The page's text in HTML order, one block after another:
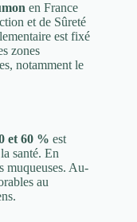
en France
et de Sûreté
est fixé
zones
notamment le
et 60 % est
santé. En
muqueuses. Au-
au